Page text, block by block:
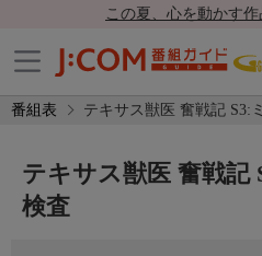
この夏、心を動かす
番組表 テキサス獣医 奮戦記 S3:
テキサス獣医 奮戦記
検査